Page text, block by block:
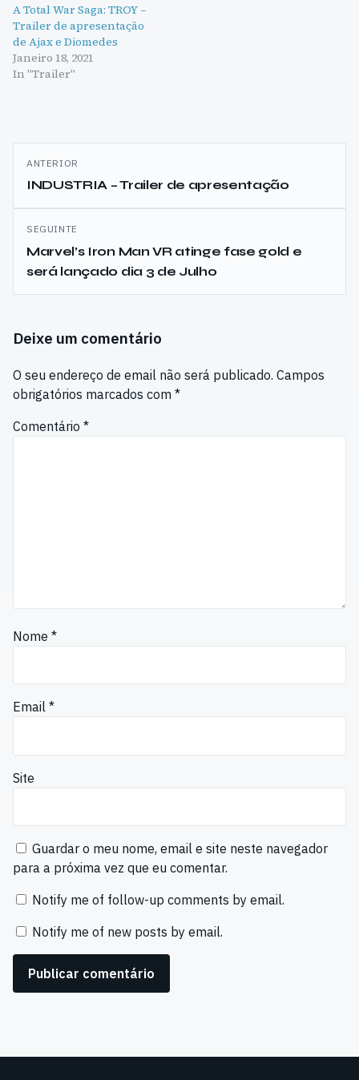
A Total War Saga: TROY –
Trailer de apresentação
de Ajax e Diomedes
Janeiro 18, 2021
In "Trailer"
Navegação
de
artigos
ANTERIOR
INDUSTRIA – Trailer de apresentação
SEGUINTE
Marvel’s Iron Man VR atinge fase gold e
será lançado dia 3 de Julho
Deixe um comentário
O seu endereço de email não será publicado. Campos
obrigatórios marcados com *
Comentário *
Nome *
Email *
Site
Guardar o meu nome, email e site neste navegador
para a próxima vez que eu comentar.
Notify me of follow-up comments by email.
Notify me of new posts by email.